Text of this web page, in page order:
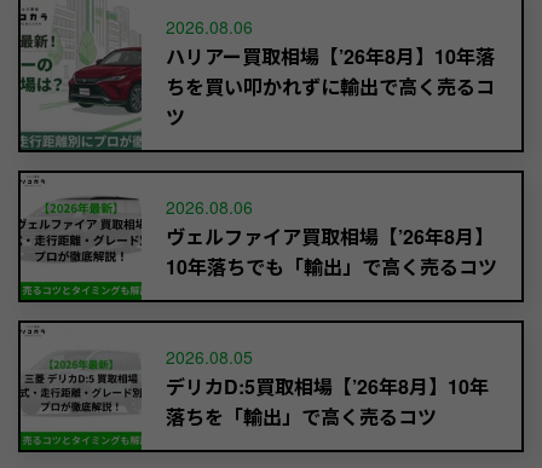
2026.08.06
ハリアー買取相場【’26年8月】10年落
ちを買い叩かれずに輸出で高く売るコ
ツ
2026.08.06
ヴェルファイア買取相場【’26年8月】
10年落ちでも「輸出」で高く売るコツ
2026.08.05
デリカD:5買取相場【’26年8月】10年
落ちを「輸出」で高く売るコツ